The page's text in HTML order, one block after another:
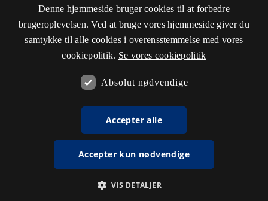
Denne hjemmeside bruger cookies til at forbedre
brugeroplevelsen. Ved at bruge vores hjemmeside giver du
samtykke til alle cookies i overensstemmelse med vores
cookiepolitik. Se vores cookiepolitik
Absolut nødvendige
Accepter alle
Accepter kun nødvendige
VIS DETALJER